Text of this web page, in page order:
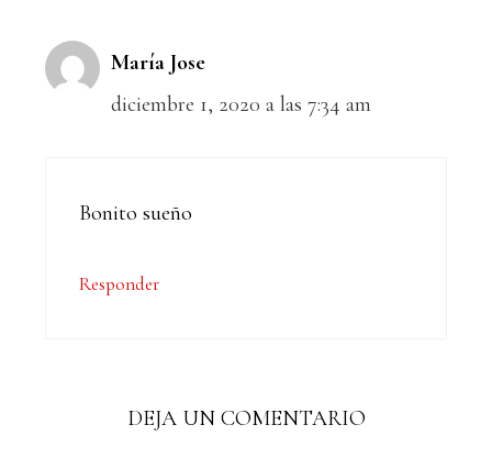
María Jose
diciembre 1, 2020 a las 7:34 am
Bonito sueño
Responder
DEJA UN COMENTARIO